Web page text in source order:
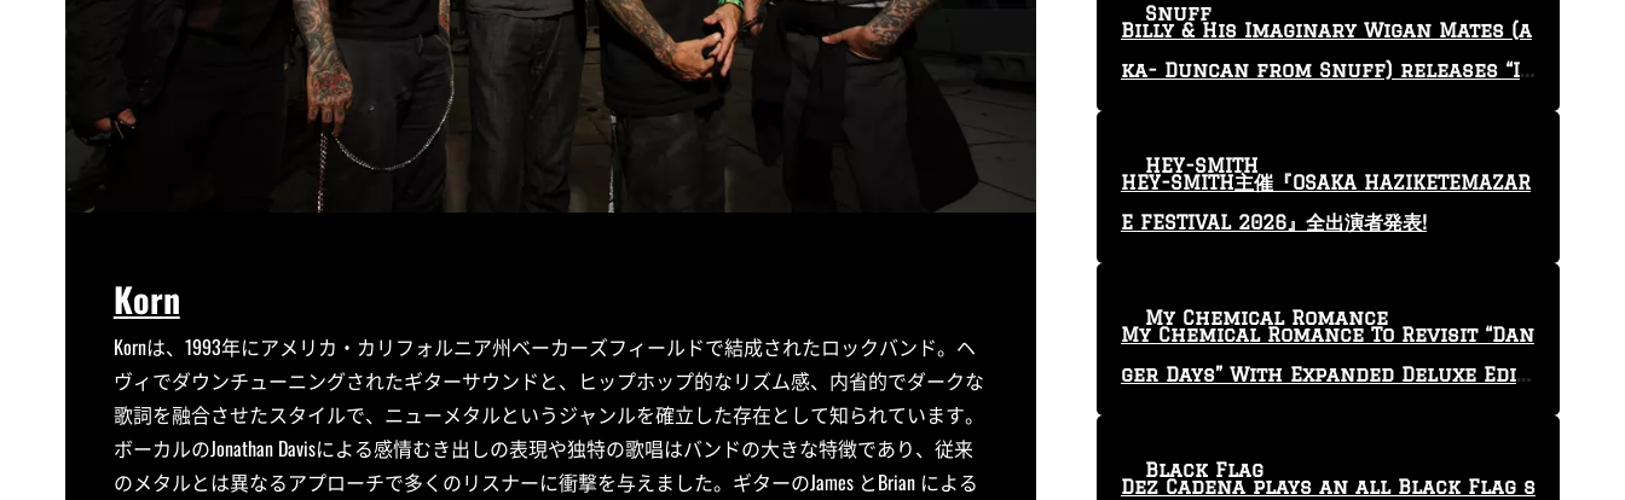
Korn
Kornは、1993年にアメリカ・カリフォルニア州ベーカーズフィールドで結成されたロックバンド。ヘ
ヴィでダウンチューニングされたギターサウンドと、ヒップホップ的なリズム感、内省的でダークな
歌詞を融合させたスタイルで、ニューメタルというジャンルを確立した存在として知られています。
ボーカルのJonathan Davisによる感情むき出しの表現や独特の歌唱はバンドの大きな特徴であり、従来
のメタルとは異なるアプローチで多くのリスナーに衝撃を与えました。ギターのJames とBrian による
Billy & His Imaginary Wigan Mates (a
ka- Duncan from Snuff) releases “I
Snuff
HEY-SMITH主催『OSAKA HAZIKETEMAZAR
E FESTIVAL 2026』全出演者発表!
HEY-SMITH
My Chemical Romance To Revisit “Dan
ger Days” With Expanded Deluxe Editi
My Chemical Romance
Dez Cadena plays an all Black Flag s
Black Flag